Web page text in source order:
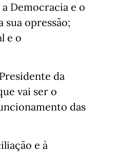
Democracia e o
opressão;
e o
da
vai ser o
das
e à